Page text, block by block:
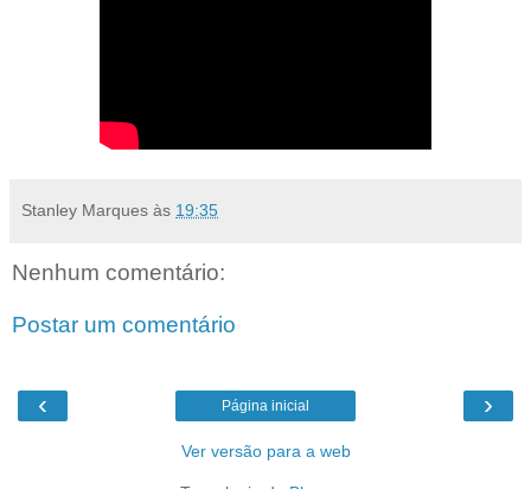
Stanley Marques às 19:35
Nenhum comentário:
Postar um comentário
‹ ›
Página inicial
Ver versão para a web